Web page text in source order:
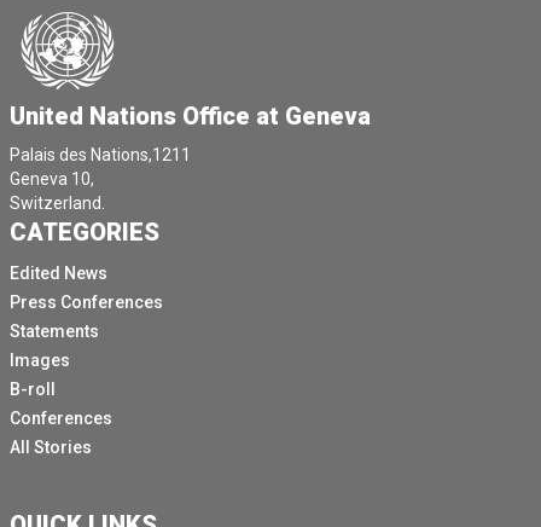
United Nations Office at Geneva
Palais des Nations,1211
Geneva 10,
Switzerland.
CATEGORIES
Edited News
Press Conferences
Statements
Images
B-roll
Conferences
All Stories